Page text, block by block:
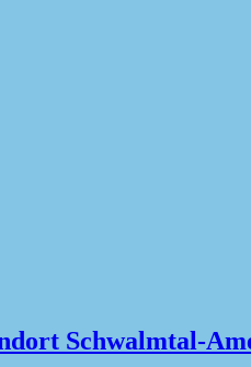
Schwalmtal-